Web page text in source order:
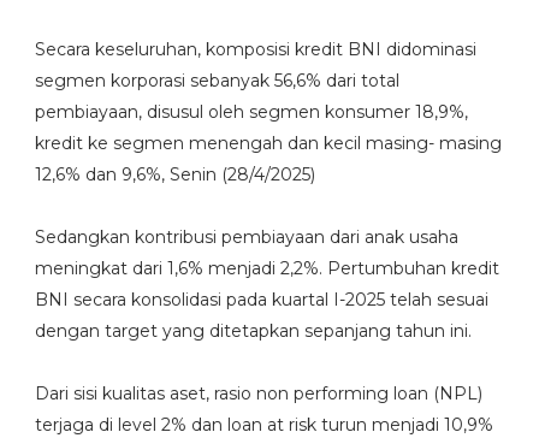
Secara keseluruhan, komposisi kredit BNI didominasi
segmen korporasi sebanyak 56,6% dari total
pembiayaan, disusul oleh segmen konsumer 18,9%,
kredit ke segmen menengah dan kecil masing- masing
12,6% dan 9,6%, Senin (28/4/2025)
Sedangkan kontribusi pembiayaan dari anak usaha
meningkat dari 1,6% menjadi 2,2%. Pertumbuhan kredit
BNI secara konsolidasi pada kuartal I-2025 telah sesuai
dengan target yang ditetapkan sepanjang tahun ini.
Dari sisi kualitas aset, rasio non performing loan (NPL)
terjaga di level 2% dan loan at risk turun menjadi 10,9%